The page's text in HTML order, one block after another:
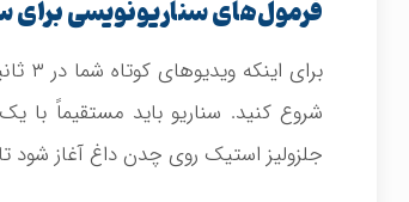
فرمول‌های سناریونویسی برای
شروع کنید. سناریو باید مستقیماً
جلزولیز استیک روی چدن داغ آغاز شود